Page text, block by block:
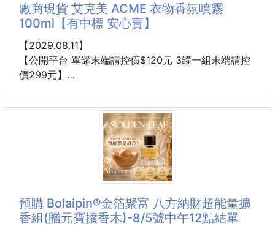
🎉闆娘直接包款，方便好用又
衣物纖維，更添加柔順精華，能減少衣物靜電，使衣物
更加柔軟，通過肌膚低刺激測試與無螢光增白劑檢驗，
全家的衣服都能安心使用。
獨立包裝設計，能避免與空氣接觸，維持烘衣紙的新鮮
軟舒適，且散發自然淡雅的香氣。
🖤黑色-清新草本香：融合尤加利、薰衣草、松木與雪
松的木質草本香調，就像曬過太陽般清新舒
廠商現貨 艾克美 ACME 衣物香氛噴霧
100ml【有中標 安心賣】
【2029.08.11】
【公開平台 單罐末端請控價$120元 3罐一組末端請控
價299元】
香🔥讓你無時無刻都香香の去味神器✨火鍋/煙味/汗
味終結者😈艾克美 ACME 衣物香氛噴霧100ml
輕輕一噴🫧做個夏日行走的偽體香！
據說...知名火鍋店也愛用這款哦🤭🤭🤭
▪️艾克美 ACME 衣物香氛噴霧100ml
預購 Bolaipin®金箔聚富 八方納財超能量擴
香組(贈元寶擴香木)-8/5號中午12點結單